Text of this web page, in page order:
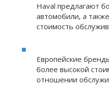
Haval предлагают
автомобили, а
стоимость
Европейские
более высокой
отношении